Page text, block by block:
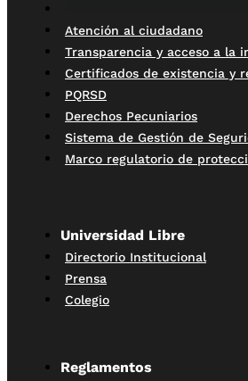
Atención al ciudadano
Transparencia y acceso a la
Certificados de existencia y
PQRSD
Derechos Pecuniarios
Sistema de Gestión de
Marco regulatorio de
Universidad Libre
Directorio Institucional
Prensa
Colegio
Reglamentos